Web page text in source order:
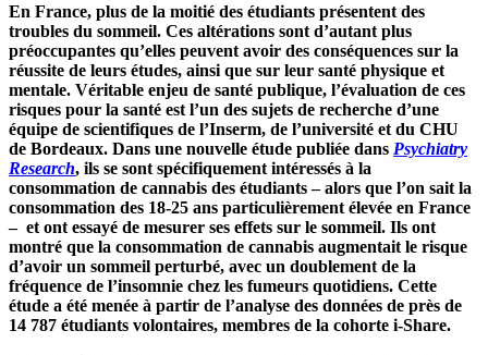
En France, plus de la moitié des étudiants présentent des
troubles du sommeil. Ces altérations sont d’autant plus
préoccupantes qu’elles peuvent avoir des conséquences sur la
réussite de leurs études, ainsi que sur leur santé physique et
mentale. Véritable enjeu de santé publique, l’évaluation de ces
risques pour la santé est l’un des sujets de recherche d’une
équipe de scientifiques de l’Inserm, de l’université et du CHU
de Bordeaux. Dans une nouvelle étude publiée dans Psychiatry
Research, ils se sont spécifiquement intéressés à la
consommation de cannabis des étudiants – alors que l’on sait la
consommation des 18-25 ans particulièrement élevée en France
– et ont essayé de mesurer ses effets sur le sommeil. Ils ont
montré que la consommation de cannabis augmentait le risque
d’avoir un sommeil perturbé, avec un doublement de la
fréquence de l’insomnie chez les fumeurs quotidiens. Cette
étude a été menée à partir de l’analyse des données de près de
14 787 étudiants volontaires, membres de la cohorte i-Share.